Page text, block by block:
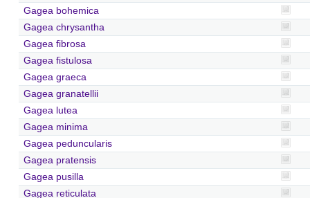
Gagea bohemica
Gagea chrysantha
Gagea fibrosa
Gagea fistulosa
Gagea graeca
Gagea granatellii
Gagea lutea
Gagea minima
Gagea peduncularis
Gagea pratensis
Gagea pusilla
Gagea reticulata